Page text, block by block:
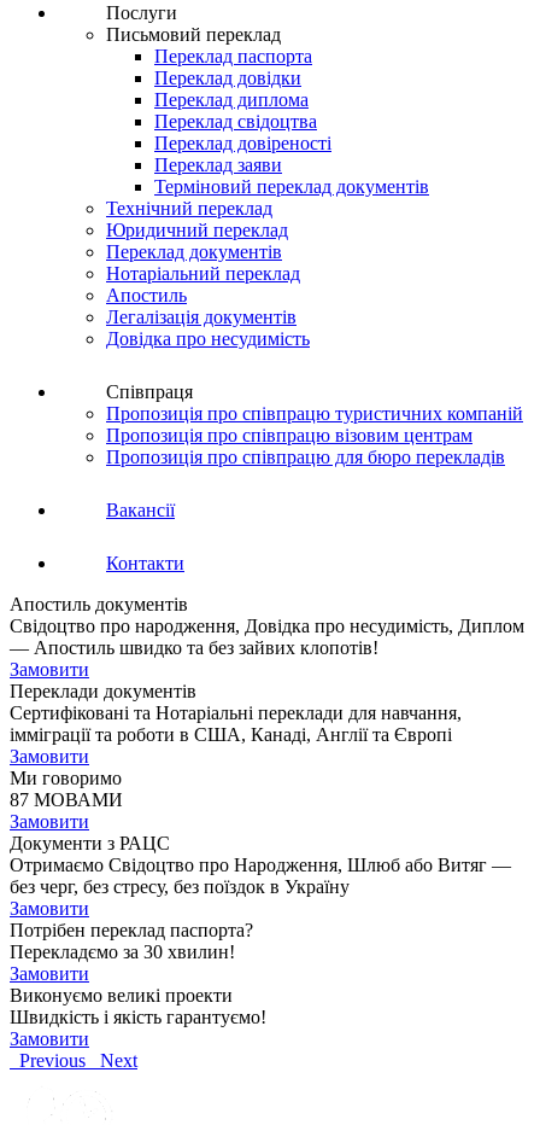
Послуги
Письмовий переклад
Переклад паспорта
Переклад довідки
Переклад диплома
Переклад свідоцтва
Переклад довіреності
Переклад заяви
Терміновий переклад документів
Технічний переклад
Юридичний переклад
Переклад документів
Нотаріальний переклад
Апостиль
Легалізація документів
Довідка про несудимість
Співпраця
Пропозиція про співпрацю туристичних компаній
Пропозиція про співпрацю візовим центрам
Пропозиція про співпрацю для бюро перекладів
Вакансії
Контакти
Апостиль документів
Свідоцтво про народження, Довідка про несудимість, Диплом
— Апостиль швидко та без зайвих клопотів!
Замовити
Переклади документів
Сертифіковані та Нотаріальні переклади для навчання,
імміграції та роботи в США, Канаді, Англії та Європі
Замовити
Ми говоримо
87 МОВАМИ
Замовити
Документи з РАЦС
Отримаємо Свідоцтво про Народження, Шлюб або Витяг —
без черг, без стресу, без поїздок в Україну
Замовити
Потрібен переклад паспорта?
Перекладємо за 30 хвилин!
Замовити
Виконуємо великі проекти
Швидкість і якість гарантуємо!
Замовити
Previous
Next